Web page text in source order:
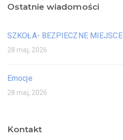
Ostatnie wiadomości
SZKOŁA- BEZPIECZNE MIEJSCE
28 maj, 2026
Emocje
28 maj, 2026
Kontakt